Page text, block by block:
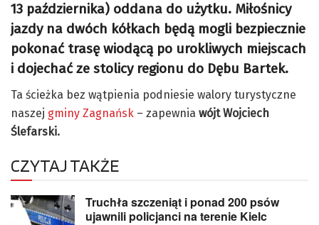
13 października) oddana do użytku. Miłośnicy
jazdy na dwóch kółkach będą mogli bezpiecznie
pokonać trasę wiodącą po urokliwych miejscach
i dojechać ze stolicy regionu do Dębu Bartek.
Ta ścieżka bez wątpienia podniesie walory turystyczne
naszej gminy Zagnańsk – zapewnia wójt Wojciech
Ślefarski.
CZYTAJ TAKŻE
Truchła szczeniąt i ponad 200 psów
ujawnili policjanci na terenie Kielc